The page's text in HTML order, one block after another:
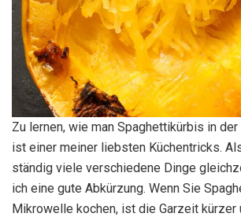
Zu lernen, wie man Spaghettikürbis in
ist einer meiner liebsten Küchentricks.
ständig viele verschiedene Dinge
ich eine gute Abkürzung. Wenn Sie
Mikrowelle kochen, ist die Garzeit kürzer